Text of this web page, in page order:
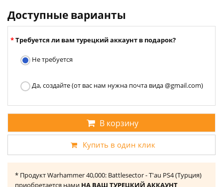
Доступные варианты
Требуется ли вам турецкий аккаунт в подарок?
Не требуется
Да, создайте (от вас нам нужна почта вида @gmail.com)
В корзину
Купить в один клик
* Продукт Warhammer 40,000: Battlesector - T'au PS4 (Турция)